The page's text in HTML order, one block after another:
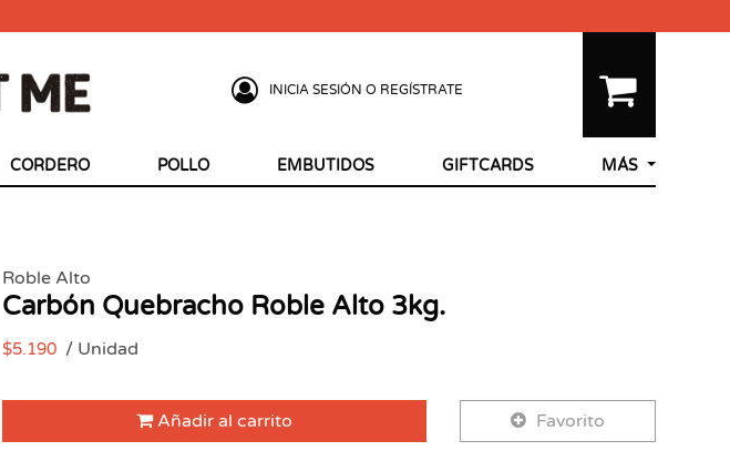
INICIA SESIÓN O REGÍSTRATE
CORDERO POLLO EMBUTIDOS GIFTCARDS MÁS
Roble Alto
Carbón Quebracho Roble Alto 3kg.
$5.190 / Unidad
Añadir al carrito Favorito